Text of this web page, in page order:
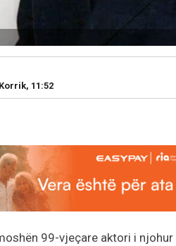
11:52
99-vjeçare aktori i njohur